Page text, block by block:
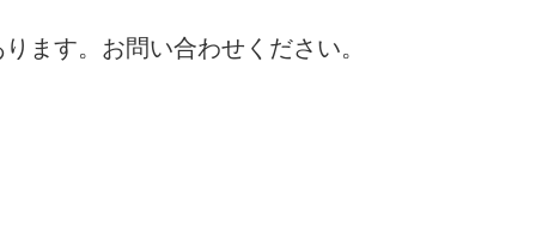
ます。お問い合わせください。